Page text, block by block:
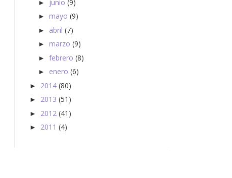
► junio (9)
► mayo (9)
► abril (7)
► marzo (9)
► febrero (8)
► enero (6)
► 2014 (80)
► 2013 (51)
► 2012 (41)
► 2011 (4)